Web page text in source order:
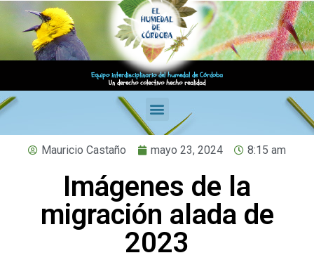
Equipo interdisciplinario del humedal de Córdoba
Un derecho colectivo hecho realidad
Mauricio Castaño mayo 23, 2024 8:15 am
Imágenes de la
migración alada de
2023